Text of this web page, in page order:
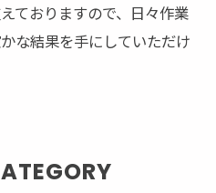
ておりますので、日々作業
な結果を手にしていただけ